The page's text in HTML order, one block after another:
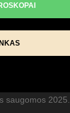
saugomos 2025.